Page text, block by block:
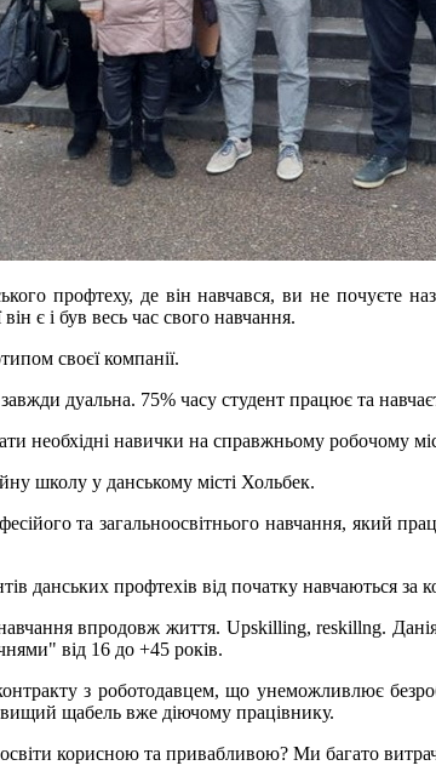
профтеху, де він навчався, ви не почуєте
є і був весь час свого навчання.
своєї компанії.
дуальна. 75% часу студент працює та
необхідні навички на справжньому робочому
школу у данському місті Хольбек.
та загальноосвітнього навчання, який
данських профтехів від початку навчаються за
впродовж життя. Upskilling, reskillng.
від 16 до +45 років.
з роботодавцем, що унеможливлює
вищий щабель вже діючому працівнику.
корисною та привабливою? Ми багато